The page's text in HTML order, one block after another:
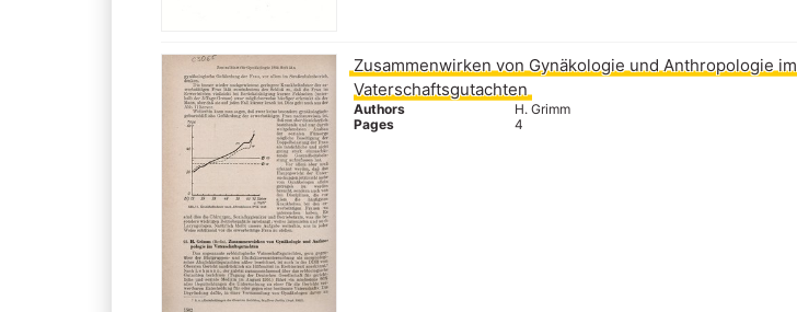
Zusammenwirken von Gynäkologie und Anthropologie im
Vaterschaftsgutachten
Authors
H. Grimm
Pages
4